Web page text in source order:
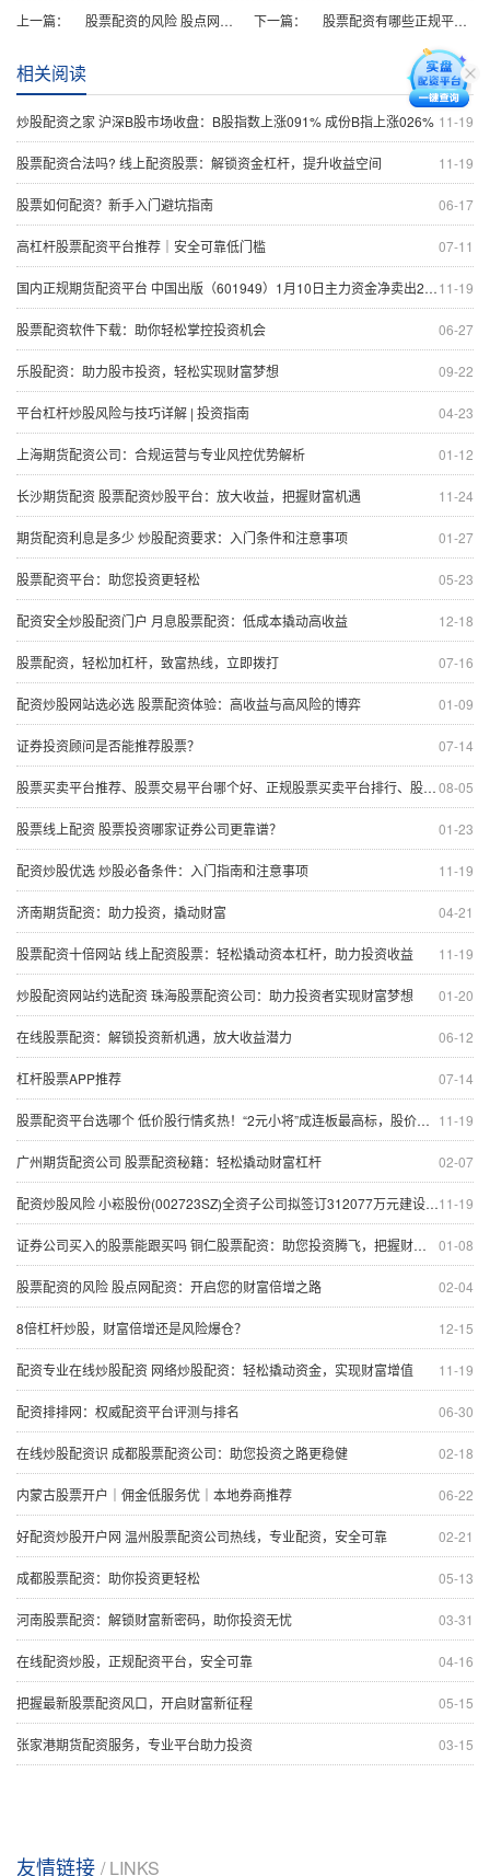
上一篇： 股票配资的风险 股点网配资：开启您的财富倍增之路 下一篇： 股票配资有哪些正规平台 上海股票配资公司：助您投资，稳健增值
相关阅读
11-19
炒股配资之家 沪深B股市场收盘：B股指数上涨091% 成份B指上涨026%
11-19
股票配资合法吗? 线上配资股票：解锁资金杠杆，提升收益空间
06-17
股票如何配资？新手入门避坑指南
07-11
高杠杆股票配资平台推荐｜安全可靠低门槛
11-19
国内正规期货配资平台 中国出版（601949）1月10日主力资金净卖出201185万元
06-27
股票配资软件下载：助你轻松掌控投资机会
09-22
乐股配资：助力股市投资，轻松实现财富梦想
04-23
平台杠杆炒股风险与技巧详解 | 投资指南
01-12
上海期货配资公司：合规运营与专业风控优势解析
11-24
长沙期货配资 股票配资炒股平台：放大收益，把握财富机遇
01-27
期货配资利息是多少 炒股配资要求：入门条件和注意事项
05-23
股票配资平台：助您投资更轻松
12-18
配资安全炒股配资门户 月息股票配资：低成本撬动高收益
07-16
股票配资，轻松加杠杆，致富热线，立即拨打
01-09
配资炒股网站选必选 股票配资体验：高收益与高风险的博弈
07-14
证券投资顾问是否能推荐股票？
08-05
股票买卖平台推荐、股票交易平台哪个好、正规股票买卖平台排行、股票开户平台哪个安全、低佣金股票买卖平台
01-23
股票线上配资 股票投资哪家证券公司更靠谱？
11-19
配资炒股优选 炒股必备条件：入门指南和注意事项
04-21
济南期货配资：助力投资，撬动财富
11-19
股票配资十倍网站 线上配资股票：轻松撬动资本杠杆，助力投资收益
01-20
炒股配资网站约选配资 珠海股票配资公司：助力投资者实现财富梦想
06-12
在线股票配资：解锁投资新机遇，放大收益潜力
07-14
杠杆股票APP推荐
11-19
股票配资平台选哪个 低价股行情炙热！“2元小将”成连板最高标，股价低位标的梳理，这十余股业绩预期增10倍
02-07
广州期货配资公司 股票配资秘籍：轻松撬动财富杠杆
11-19
配资炒股风险 小崧股份(002723SZ)全资子公司拟签订312077万元建设工程合同
01-08
证券公司买入的股票能跟买吗 铜仁股票配资：助您投资腾飞，把握财富机遇
02-04
股票配资的风险 股点网配资：开启您的财富倍增之路
12-15
8倍杠杆炒股，财富倍增还是风险爆仓？
11-19
配资专业在线炒股配资 网络炒股配资：轻松撬动资金，实现财富增值
06-30
配资排排网：权威配资平台评测与排名
02-18
在线炒股配资识 成都股票配资公司：助您投资之路更稳健
06-22
内蒙古股票开户｜佣金低服务优｜本地券商推荐
02-21
好配资炒股开户网 温州股票配资公司热线，专业配资，安全可靠
05-13
成都股票配资：助你投资更轻松
03-31
河南股票配资：解锁财富新密码，助你投资无忧
04-16
在线配资炒股，正规配资平台，安全可靠
05-15
把握最新股票配资风口，开启财富新征程
03-15
张家港期货配资服务，专业平台助力投资
友情链接 / LINKS